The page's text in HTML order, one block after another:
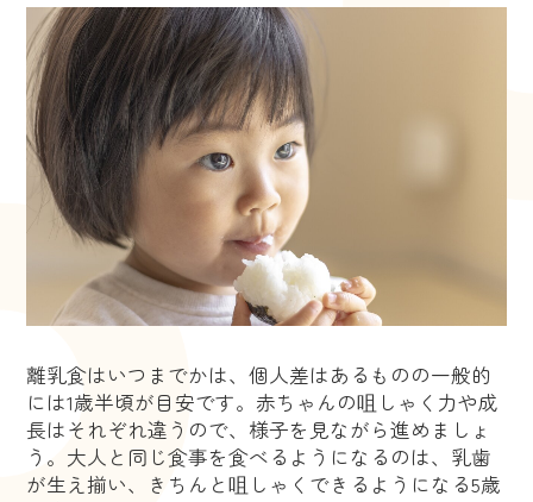
離乳食はいつまでかは、個人差はあるものの一般的
には1歳半頃が目安です。赤ちゃんの咀しゃく力や成
長はそれぞれ違うので、様子を見ながら進めましょ
う。大人と同じ食事を食べるようになるのは、乳歯
が生え揃い、きちんと咀しゃくできるようになる5歳